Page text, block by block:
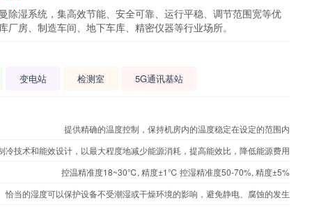
除湿系统，集高效节能、安全可靠、运行平稳、调节范围宽等优
厂房、制造车间、地下车库、精密仪器等行业场所。
变电站 检测室 5G通讯基站
提供精确的温度控制，保持机房内的温度稳定在设定的范围内
冷技术和能效设计，以最大程度地减少能源消耗，提高能效比，降低能源费用
控温精准度18~30℃, 精度±1℃ 控湿精准度50-70%, 精度±5%
恰当的湿度可以保护设备不受潮湿或干燥环境的影响，避免静电、腐蚀的发生